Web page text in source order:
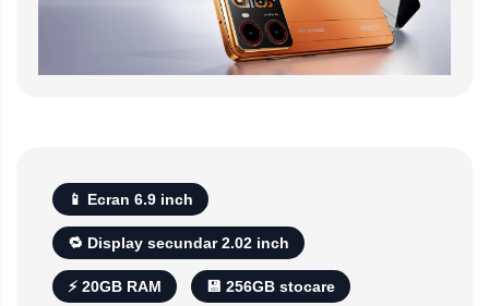
Telefoane mobile Xiaomi
Telefoane mobile ALTE BRANDURI
📱 Ecran 6.9 inch
🔁 Display secundar 2.02 inch
⚡ 20GB RAM 💾 256GB stocare